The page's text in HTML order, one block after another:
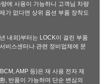
에 사용이 가능하니 고객님 차량
가 없다면 상위 옵션 부품 장착도
내외)부터는 LOCK이 걸린 부품
비스센터나 관련 정비업체에 문
AMP 등)은 재 사용 전자 제
, 반품이 가능하며 단순 변심의